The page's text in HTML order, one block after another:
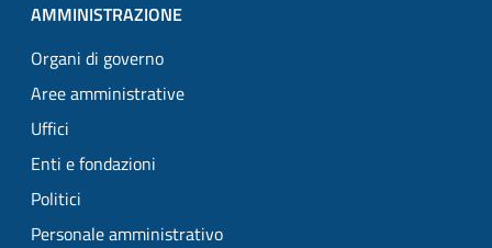
AMMINISTRAZIONE
Organi di governo
Aree amministrative
Uffici
Enti e fondazioni
Politici
Personale amministrativo